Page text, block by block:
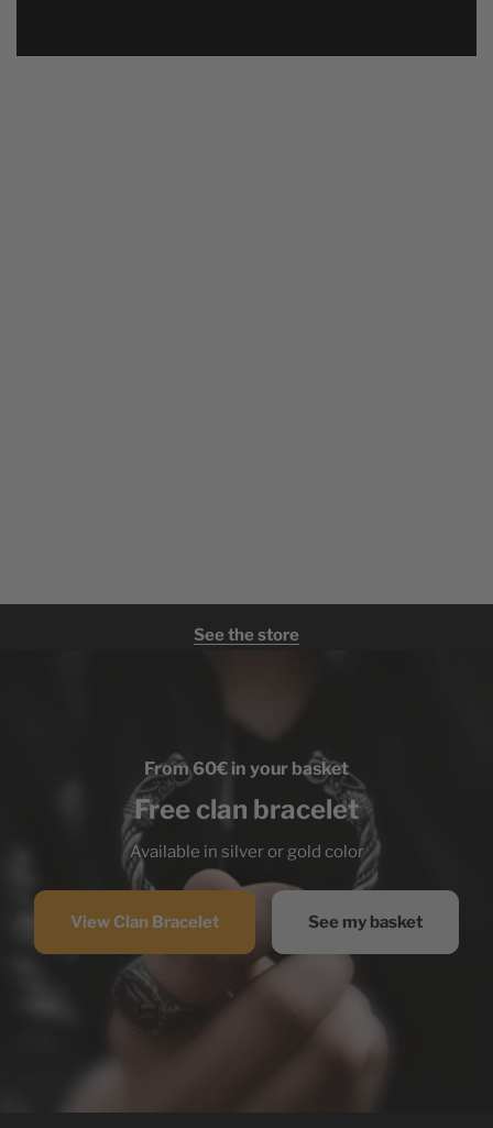
See the store
From 60€ in your basket
Free clan bracelet
Available in silver or gold color
View Clan Bracelet See my basket